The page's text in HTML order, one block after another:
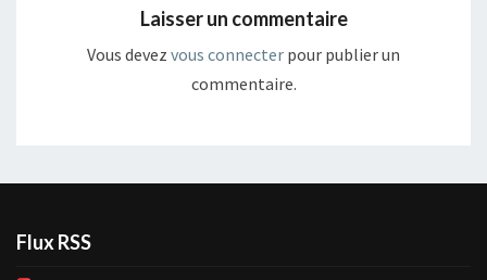
Laisser un commentaire
Vous devez vous connecter pour publier un
commentaire.
Flux RSS